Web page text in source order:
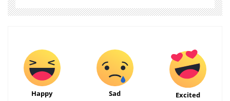
Happy Sad Excited